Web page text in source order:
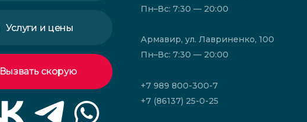
Услуги и цены
Вызвать скорую
Пн–Вс: 7:30 — 20:00
Армавир, ул. Лавриненко, 100
Пн–Вс: 7:30 — 20:00
+7 989 800-300-7
+7 (86137) 25-0-25